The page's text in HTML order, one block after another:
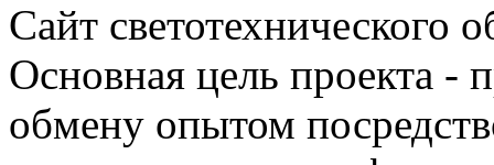
Сайт светотехнического
Основная цель проекта -
обмену опытом